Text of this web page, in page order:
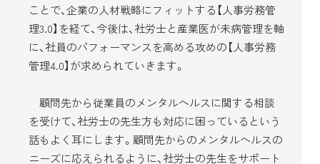
ことで、企業の人材戦略にフィットする【人事労務管
理3.0】を経て、今後は、社労士と産業医が未病管理を軸
に、社員のパフォーマンスを高める攻めの【人事労務
管理4.0】が求められていきます。
顧問先から従業員のメンタルヘルスに関する相談
を受けて、社労士の先生方も対応に困っているという
話もよく耳にします。顧問先からのメンタルヘルスの
ニーズに応えられるように、社労士の先生をサポート